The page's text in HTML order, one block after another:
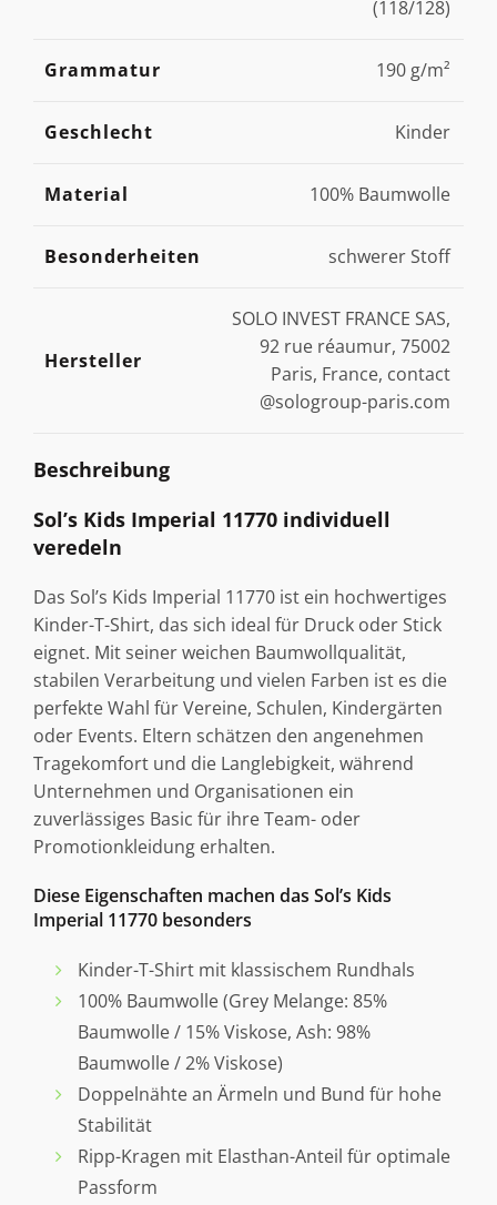
(118/128)
Grammatur 190 g/m²
Geschlecht Kinder
Material 100% Baumwolle
Besonderheiten schwerer Stoff
Hersteller
SOLO INVEST FRANCE SAS,
92 rue réaumur, 75002
Paris, France, contact
@sologroup-paris.com
Beschreibung
Sol’s Kids Imperial 11770 individuell
veredeln
Das Sol’s Kids Imperial 11770 ist ein hochwertiges
Kinder-T-Shirt, das sich ideal für Druck oder Stick
eignet. Mit seiner weichen Baumwollqualität,
stabilen Verarbeitung und vielen Farben ist es die
perfekte Wahl für Vereine, Schulen, Kindergärten
oder Events. Eltern schätzen den angenehmen
Tragekomfort und die Langlebigkeit, während
Unternehmen und Organisationen ein
zuverlässiges Basic für ihre Team- oder
Promotionkleidung erhalten.
Diese Eigenschaften machen das Sol’s Kids
Imperial 11770 besonders
Kinder-T-Shirt mit klassischem Rundhals
100% Baumwolle (Grey Melange: 85%
Baumwolle / 15% Viskose, Ash: 98%
Baumwolle / 2% Viskose)
Doppelnähte an Ärmeln und Bund für hohe
Stabilität
Ripp-Kragen mit Elasthan-Anteil für optimale
Passform